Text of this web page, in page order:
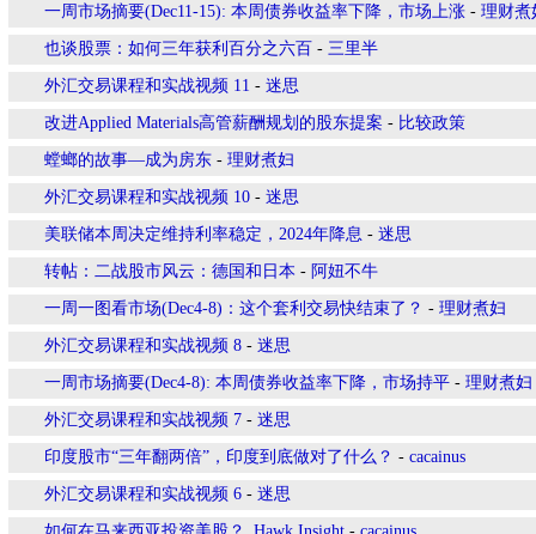
一周市场摘要(Dec11-15): 本周债券收益率下降，市场上涨 - 理财煮
也谈股票：如何三年获利百分之六百 - 三里半
外汇交易课程和实战视频 11 - 迷思
改进Applied Materials高管薪酬规划的股东提案 - 比较政策
螳螂的故事—成为房东 - 理财煮妇
外汇交易课程和实战视频 10 - 迷思
美联储本周决定维持利率稳定，2024年降息 - 迷思
转帖：二战股市风云：德国和日本 - 阿妞不牛
一周一图看市场(Dec4-8)：这个套利交易快结束了？ - 理财煮妇
外汇交易课程和实战视频 8 - 迷思
一周市场摘要(Dec4-8): 本周债券收益率下降，市场持平 - 理财煮妇
外汇交易课程和实战视频 7 - 迷思
印度股市“三年翻两倍”，印度到底做对了什么？ - cacainus
外汇交易课程和实战视频 6 - 迷思